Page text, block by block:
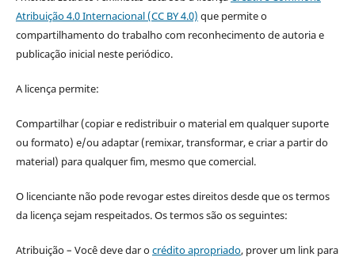
Atribuição 4.0 Internacional (CC BY 4.0) que permite o
compartilhamento do trabalho com reconhecimento de autoria e
publicação inicial neste periódico.
A licença permite:
Compartilhar (copiar e redistribuir o material em qualquer suporte
ou formato) e/ou adaptar (remixar, transformar, e criar a partir do
material) para qualquer fim, mesmo que comercial.
O licenciante não pode revogar estes direitos desde que os termos
da licença sejam respeitados. Os termos são os seguintes:
Atribuição – Você deve dar ocrédito apropriado, prover um link para